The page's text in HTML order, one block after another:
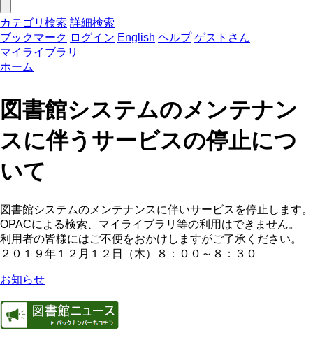
カテゴリ検索 詳細検索
ブックマーク ログイン English ヘルプ ゲストさん
マイライブラリ
ホーム
図書館システムのメンテナン
スに伴うサービスの停止につ
いて
図書館システムのメンテナンスに伴いサービスを停止します。
OPACによる検索、マイライブラリ等の利用はできません。
利用者の皆様にはご不便をおかけしますがご了承ください。
２０１９年１２月１２日（木）８：００～８：３０
お知らせ